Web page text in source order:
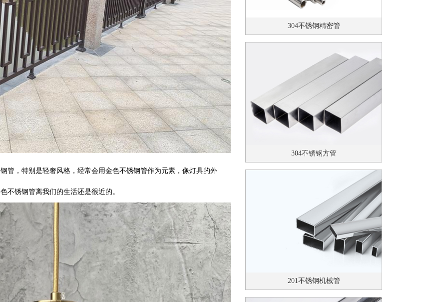
管，特别是轻奢风格，经常会用金色不锈钢管作为元素，像灯具的外
不锈钢管离我们的生活还是很近的。
304不锈钢精密管
304不锈钢方管
201不锈钢机械管